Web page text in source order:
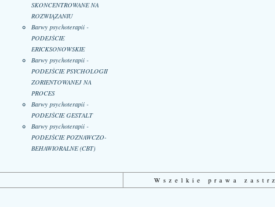
SKONCENTROWANE NA
ROZWIĄZANIU
Barwy psychoterapii -
PODEJŚCIE
ERICKSONOWSKIE
Barwy psychoterapii -
PODEJŚCIE PSYCHOLOGII
ZORIENTOWANEJ NA
PROCES
Barwy psychoterapii -
PODEJŚCIE GESTALT
Barwy psychoterapii -
PODEJŚCIE POZNAWCZO-
BEHAWIORALNE (CBT)
Wszelkie prawa